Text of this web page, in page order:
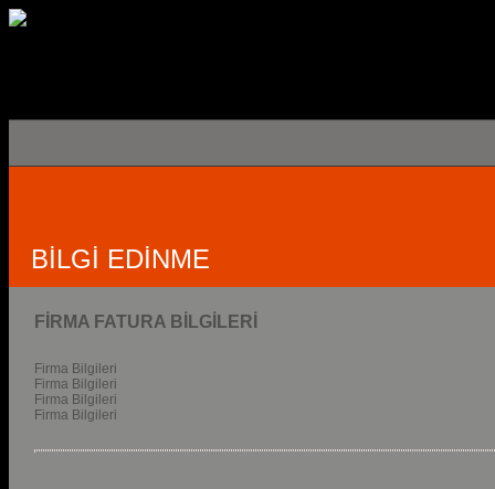
BİLGİ EDİNME
FİRMA FATURA BİLGİLERİ
Firma Bilgileri
Firma Bilgileri
Firma Bilgileri
Firma Bilgileri